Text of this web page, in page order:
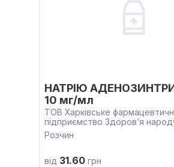
НАТРІЮ
10 мг/мл
ТОВ Харківське
підприємство Здоров’я
Розчин
від 31.60 грн